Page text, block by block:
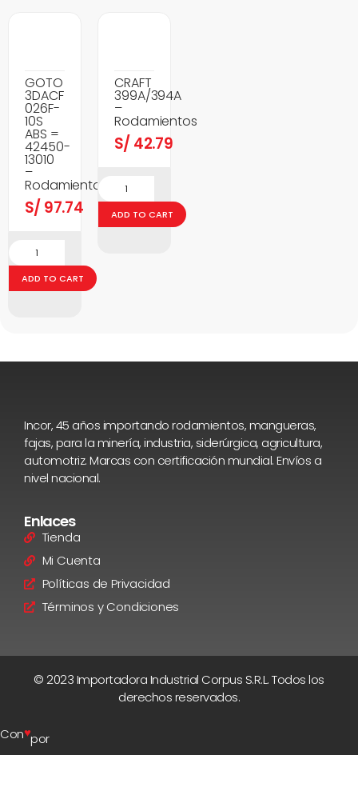
GOTO
3DACF
026F-
10S
ABS =
42450-
13010
–
Rodamientos
S/ 97.74
ADD TO CART
CRAFT
399A/394A
–
Rodamientos
S/ 42.79
ADD TO CART
Incor, 45 años importando rodamientos, mangueras,
fajas, para la minería, industria, siderúrgica, agricultura,
automotriz. Marcas con certificación mundial. Envíos a
nivel nacional.
Enlaces
Tienda
Mi Cuenta
Políticas de Privacidad
Términos y Condiciones
© 2023 Importadora Industrial Corpus S.R.L. Todos los
derechos reservados.
Con♥por